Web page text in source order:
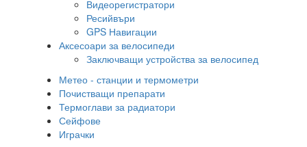
Видеорегистратори
Ресийвъри
GPS Навигации
Аксесоари за велосипеди
Заключващи устройства за велосипед
Метео - станции и термометри
Почистващи препарати
Термоглави за радиатори
Сейфове
Играчки